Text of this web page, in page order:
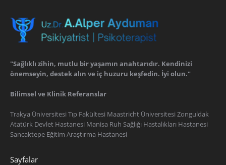
"Sağlıklı zihin, mutlu bir yaşamın anahtarıdır. Kendinizi
önemseyin, destek alın ve iç huzuru keşfedin. İyi olun."
Bilimsel ve Klinik Referanslar
Trakya Üniversitesi Tıp Fakültesi Maastricht Üniversitesi Zonguldak
Atatürk Devlet Hastanesi Manisa Ruh Sağlığı Hastalıkları Hastanesi
Sancaktepe Eğitim Araştırma Hastanesi
Sayfalar